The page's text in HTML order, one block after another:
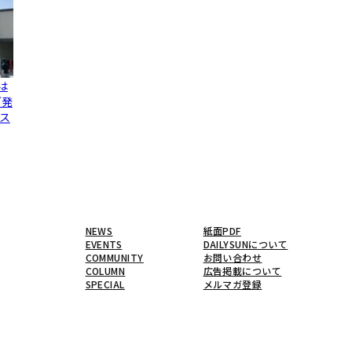
NEWS
EVENTS
COMMUNITY
COLUMN
SPECIAL
紙面PDF
DAILYSUNについて
お問い合わせ
広告掲載について
メルマガ登録